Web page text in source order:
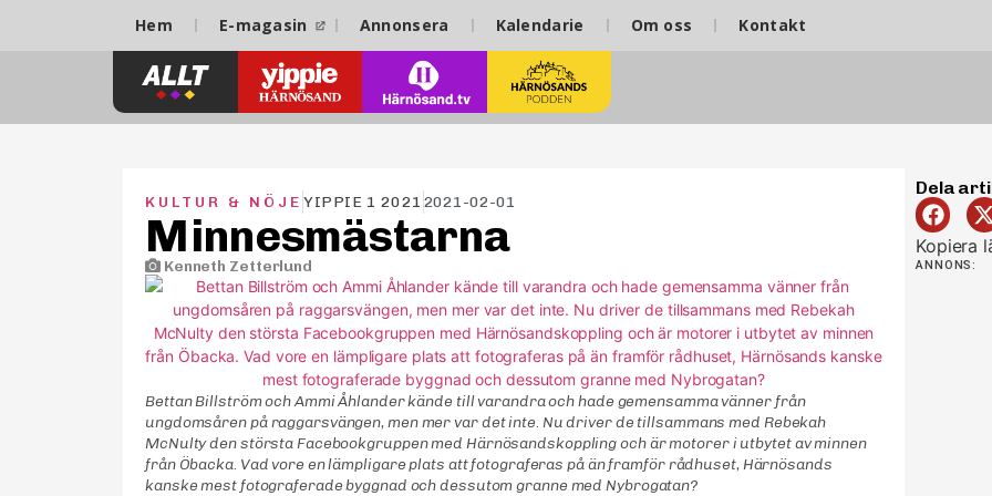
Hem E-magasin Annonsera Kalendarie Om oss Kontakt
KULTUR & NÖJE YIPPIE 1 2021 2021-02-01
Minnesmästarna
Kenneth Zetterlund
Bettan Billström och Ammi Åhlander kände till varandra och hade gemensamma vänner från
ungdomsåren på raggarsvängen, men mer var det inte. Nu driver de tillsammans med Rebekah
McNulty den största Facebookgruppen med Härnösandskoppling och är motorer i utbytet av minnen
från Öbacka. Vad vore en lämpligare plats att fotograferas på än framför rådhuset, Härnösands
kanske mest fotograferade byggnad och dessutom granne med Nybrogatan?
Dela
Kopiera
ANNONS: